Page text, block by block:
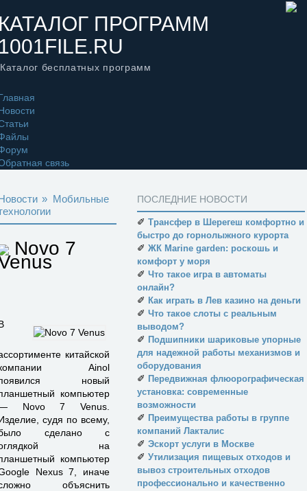
ПРОГРАММ
Каталог бесплатных программ
связь
» Мобильные
Novo 7
китайской
Ainol
новый
компьютер
Novo 7 Venus.
судя по всему,
сделано с
на
компьютер
Nexus 7, иначе
объяснить
ПОСЛЕДНИЕ НОВОСТИ
✐ Трансфер в Шерегеш комфортно и
быстро до горнолыжного курорта
✐ ЖК Marine garden: роскошь и
комфорт у моря
✐ Что такое игра в автоматы
онлайн?
✐ Как играть в Лев казино на деньги
✐ Что такое слоты с реальным
выводом?
✐ Подшипники шариковые упорные
для надежной работы механизмов и
оборудования
✐ Передвижная флюорографическая
установка: современные
возможности
✐ Преимущества работы в группе
компаний Лакталис
✐ Эскорт услуги в Москве
✐ Утилизация пищевых отходов и
вывоз строительных отходов
профессионально и качественно